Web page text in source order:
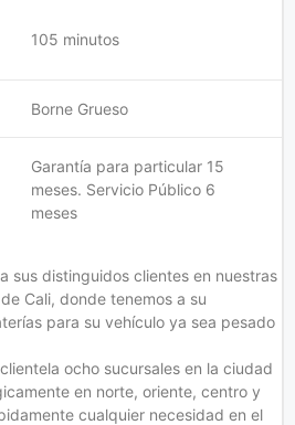
105 minutos
Borne Grueso
Garantía para particular 15
meses. Servicio Público 6
meses
sus distinguidos clientes en nuestras
Cali, donde tenemos a su
para su vehículo ya sea pesado
ocho sucursales en la ciudad
en norte, oriente, centro y
cualquier necesidad en el